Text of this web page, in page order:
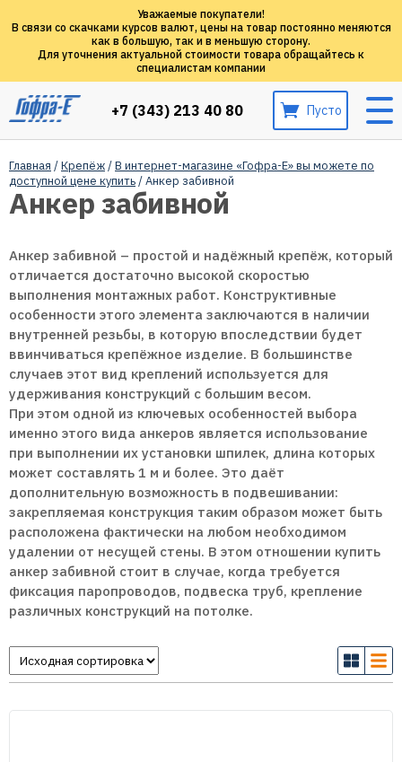
Уважаемые покупатели!
В связи со скачками курсов валют, цены на товар постоянно меняются
как в большую, так и в меньшую сторону.
Для уточнения актуальной стоимости товара обращайтесь к
специалистам компании
+7 (343) 213 40 80 Пусто
Главная /Крепёж/В интернет-магазине «Гофра-Е» вы можете по
доступной цене купить/ Анкер забивной
Анкер забивной
Анкер забивной – простой и надёжный крепёж, который
отличается достаточно высокой скоростью
выполнения монтажных работ. Конструктивные
особенности этого элемента заключаются в наличии
внутренней резьбы, в которую впоследствии будет
ввинчиваться крепёжное изделие. В большинстве
случаев этот вид креплений используется для
удерживания конструкций с большим весом.
При этом одной из ключевых особенностей выбора
именно этого вида анкеров является использование
при выполнении их установки шпилек, длина которых
может составлять 1 м и более. Это даёт
дополнительную возможность в подвешивании:
закрепляемая конструкция таким образом может быть
расположена фактически на любом необходимом
удалении от несущей стены. В этом отношении купить
анкер забивной стоит в случае, когда требуется
фиксация паропроводов, подвеска труб, крепление
различных конструкций на потолке.